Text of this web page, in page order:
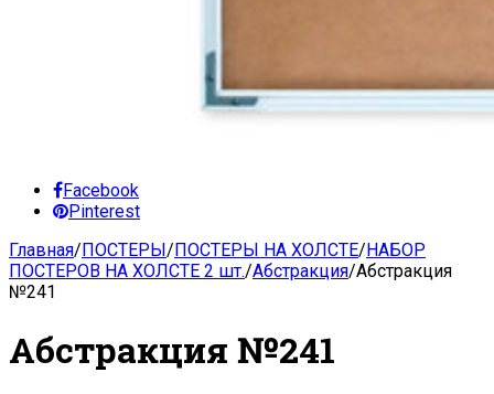
Facebook
Pinterest
Главная/ПОСТЕРЫ/ПОСТЕРЫ НА ХОЛСТЕ/НАБОР
ПОСТЕРОВ НА ХОЛСТЕ 2 шт./Абстракция/Абстракция
№241
Абстракция №241